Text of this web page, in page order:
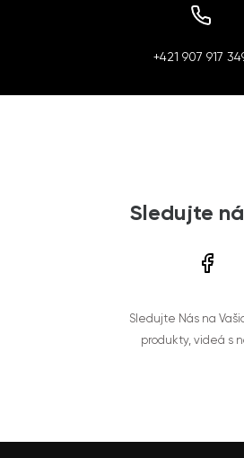
+421 907 917
Sledujte
Sledujte Nás na
produkty, videá s